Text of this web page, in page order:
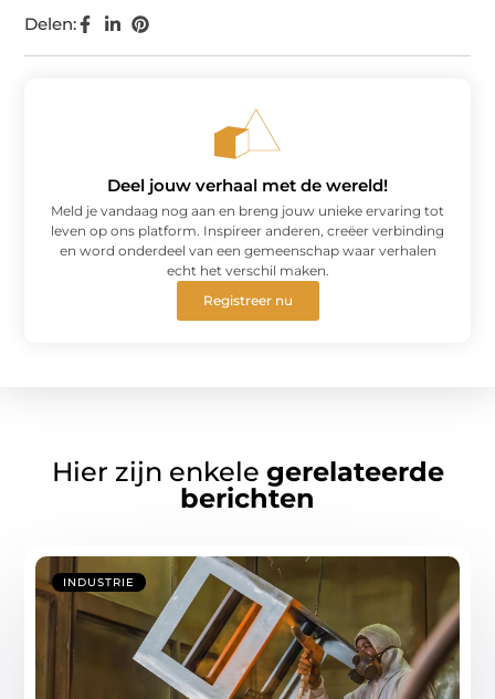
Delen:
Deel jouw verhaal met de wereld!
Meld je vandaag nog aan en breng jouw unieke ervaring tot
leven op ons platform. Inspireer anderen, creëer verbinding
en word onderdeel van een gemeenschap waar verhalen
echt het verschil maken.
Registreer nu
Hier zijn enkele gerelateerde
berichten
INDUSTRIE